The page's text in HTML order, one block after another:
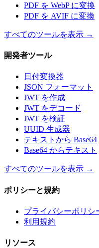
PDF を WebP に変換
PDF を AVIF に変換
すべてのツールを表示 →
開発者ツール
日付変換器
JSON フォーマット
JWT を作成
JWT をデコード
JWT を検証
UUID 生成器
テキストから Base64
Base64 からテキスト
すべてのツールを表示 →
ポリシーと規約
プライバシーポリシ
利用規約
リソース